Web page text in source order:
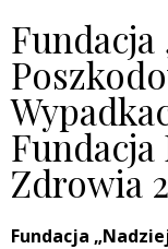
Fundacja
Fundacja
Zdrowia
Fundacja